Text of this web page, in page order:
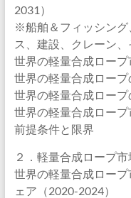
2031）
※船舶＆フィッシング
ス、建設、クレーン
世界の軽量合成ロー
世界の軽量合成ロー
世界の軽量合成ロー
世界の軽量合成ロープ
前提条件と限界
２．軽量合成ロープ
世界の軽量合成ロー
ェア（2020-2024）